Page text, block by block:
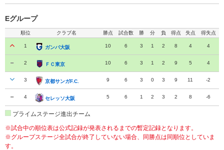
Eグループ
順位 クラブ名 勝点 試合数 勝 分 負 得点 失点 得失点
1 ガンバ大阪
ガンバ大阪 10 6 3 1 2 8 4 4
2 ＦＣ東京
ＦＣ東京 10 6 3 1 2 9 5 4
3 京都サンガF.C.
京都サンガF.C. 9 6 3 0 3 9 11 -2
4 セレッソ大阪
セレッソ大阪 5 6 1 2 3 2 8 -6
プライムステージ進出チーム
※試合中の順位表は公式記録が発表されるまでの暫定記録となります。
※グループステージ全試合が終了していない場合、同勝点は同順位としていま
す。